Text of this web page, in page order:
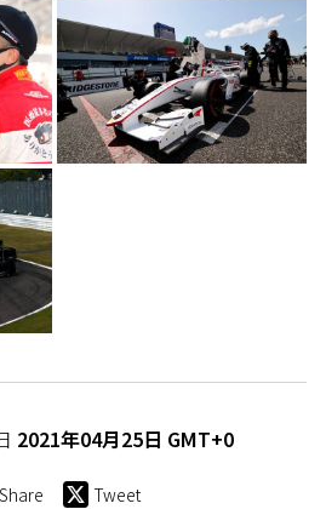
2021年04月25日 GMT+0
Share Tweet